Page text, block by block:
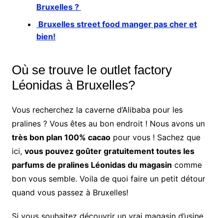
Bruxelles ?
Bruxelles street food manger pas cher et
bien!
Où se trouve le outlet factory
Léonidas à Bruxelles?
Vous recherchez la caverne d’Alibaba pour les
pralines ? Vous êtes au bon endroit ! Nous avons un
très bon plan 100% cacaopour vous ! Sachez que
ici, vous pouvez goûter gratuitement toutes les
parfums de pralines Léonidas du magasin comme
bon vous semble. Voila de quoi faire un petit détour
quand vous passez à Bruxelles!
Si vous souhaitez découvrir un vrai magasin d’usine